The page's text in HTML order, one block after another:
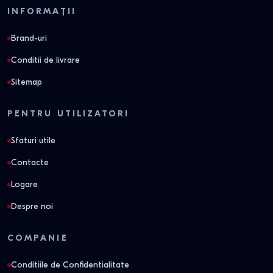
INFORMAȚII
Brand-uri
Conditii de livrare
Sitemap
PENTRU UTILIZATORI
Sfaturi utile
Contacte
Logare
Despre noi
COMPANIE
Conditiile de Confidentialitate